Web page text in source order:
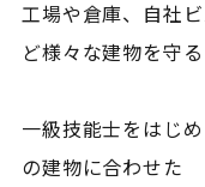
工場や倉庫、自社
ど様々な建物を守
一級技能士をはじ
の建物に合わせた